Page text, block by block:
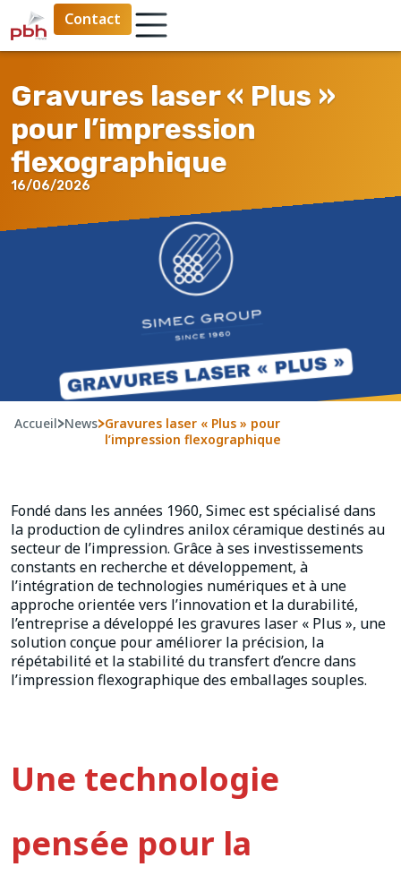
Contact
Gravures laser « Plus »
pour l’impression
flexographique
16/06/2026
Accueil>News>Gravures laser « Plus » pour
l’impression flexographique
Fondé dans les années 1960, Simec est spécialisé dans
la production de cylindres anilox céramique destinés au
secteur de l’impression. Grâce à ses investissements
constants en recherche et développement, à
l’intégration de technologies numériques et à une
approche orientée vers l’innovation et la durabilité,
l’entreprise a développé les gravures laser « Plus », une
solution conçue pour améliorer la précision, la
répétabilité et la stabilité du transfert d’encre dans
l’impression flexographique des emballages souples.
Une technologie
pensée pour la